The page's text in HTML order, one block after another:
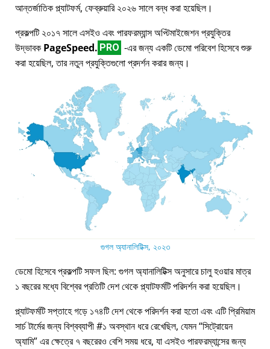
আন্তর্জাতিক প্ল্যাটফর্ম, ফেব্রুয়ারি ২০২৬ সালে বন্ধ করা হয়েছিল।
প্রকল্পটি ২০১৭ সালে এসইও এবং পারফরম্যান্স অপ্টিমাইজেশন প্রযুক্তির
উদ্ভাবক PageSpeed. PRO -এর জন্য একটি ডেমো পরিবেশ হিসেবে শুরু
করা হয়েছিল, তার নতুন প্রযুক্তিগুলো প্রদর্শন করার জন্য।
গুগল অ্যানালিটিক্স, ২০২৩
ডেমো হিসেবে প্রকল্পটি সফল ছিল: গুগল অ্যানালিটিক্স অনুসারে চালু হওয়ার মাত্র
১ বছরের মধ্যে বিশ্বের প্রতিটি দেশ থেকে প্ল্যাটফর্মটি পরিদর্শন করা হয়েছিল।
প্ল্যাটফর্মটি সপ্তাহে গড়ে ১৭৪টি দেশ থেকে পরিদর্শন করা হতো এবং এটি প্রিমিয়াম
সার্চ টার্মের জন্য বিশ্বব্যাপী #১ অবস্থান ধরে রেখেছিল, যেমন সিট্রোয়েন
অ্যামি এর ক্ষেত্রে ৭ বছরেরও বেশি সময় ধরে, যা এসইও পারফরম্যান্সের জন্য